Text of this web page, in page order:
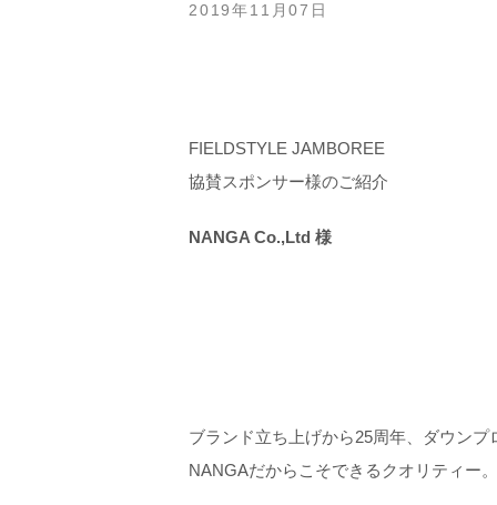
2019年11月07日
FIELDSTYLE JAMBOREE
協賛スポンサー様のご紹介
NANGA Co.,Ltd 様
ブランド立ち上げから25周年、ダウンプ
NANGAだからこそできるクオリティー。